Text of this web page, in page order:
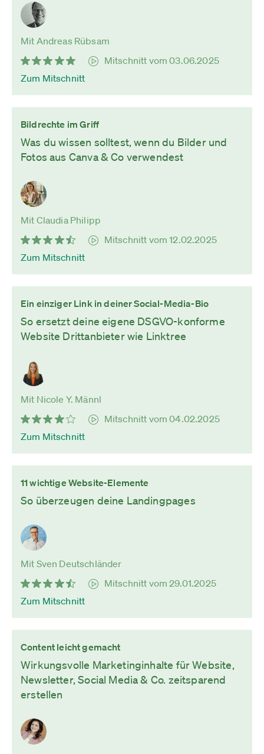
Mit Andreas Rübsam
Mitschnitt vom 03.06.2025
Zum Mitschnitt
Bildrechte im Griff
Was du wissen solltest, wenn du Bilder und
Fotos aus Canva & Co verwendest
Mit Claudia Philipp
Mitschnitt vom 12.02.2025
Zum Mitschnitt
Ein einziger Link in deiner Social-Media-Bio
So ersetzt deine eigene DSGVO-konforme
Website Drittanbieter wie Linktree
Mit Nicole Y. Männl
Mitschnitt vom 04.02.2025
Zum Mitschnitt
11 wichtige Website-Elemente
So überzeugen deine Landingpages
Mit Sven Deutschländer
Mitschnitt vom 29.01.2025
Zum Mitschnitt
Content leicht gemacht
Wirkungsvolle Marketinginhalte für Website,
Newsletter, Social Media & Co. zeitsparend
erstellen